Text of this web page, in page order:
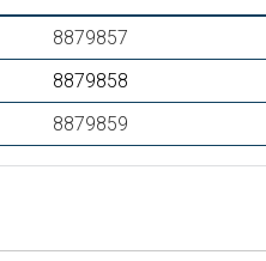
8879857
8879858
8879859